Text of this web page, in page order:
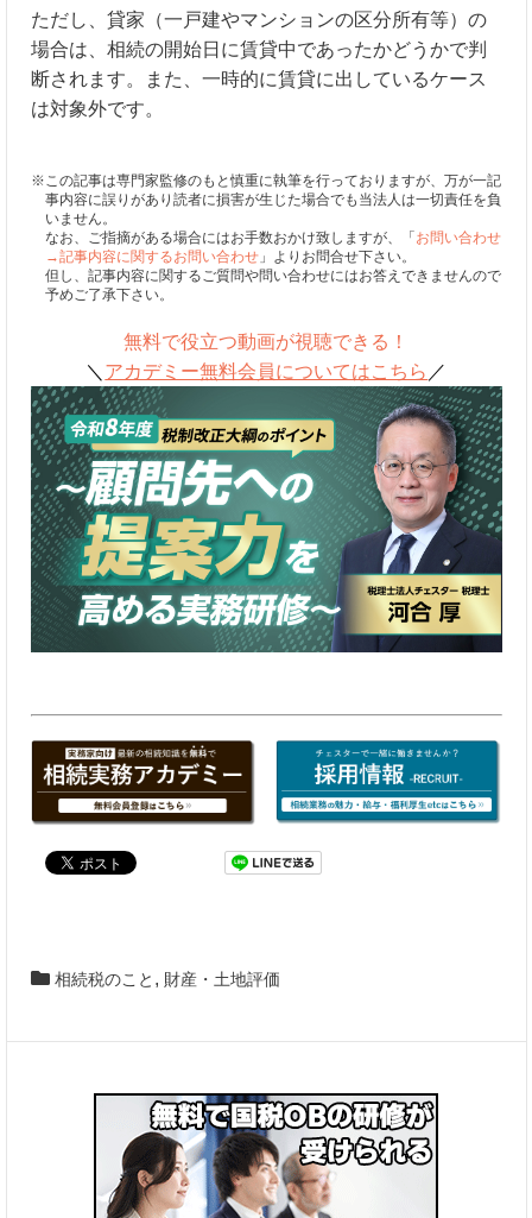
ただし、貸家（一戸建やマンションの区分所有等）の
場合は、相続の開始日に賃貸中であったかどうかで判
断されます。また、一時的に賃貸に出しているケース
は対象外です。
※この記事は専門家監修のもと慎重に執筆を行っておりますが、万が一記
事内容に誤りがあり読者に損害が生じた場合でも当法人は一切責任を負
いません。
なお、ご指摘がある場合にはお手数おかけ致しますが、「 お問い合わせ
→記事内容に関するお問い合わせ」よりお問合せ下さい。
但し、記事内容に関するご質問や問い合わせにはお答えできませんので
予めご了承下さい。
無料で役立つ動画が視聴できる！
＼ アカデミー無料会員についてはこちら ／
相続税のこと , 財産・土地評価